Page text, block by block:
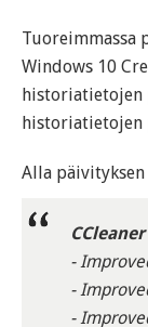
Tuoreimmassa
Windows 10
historiatietojen
historiatietojen
Alla
-
-
-